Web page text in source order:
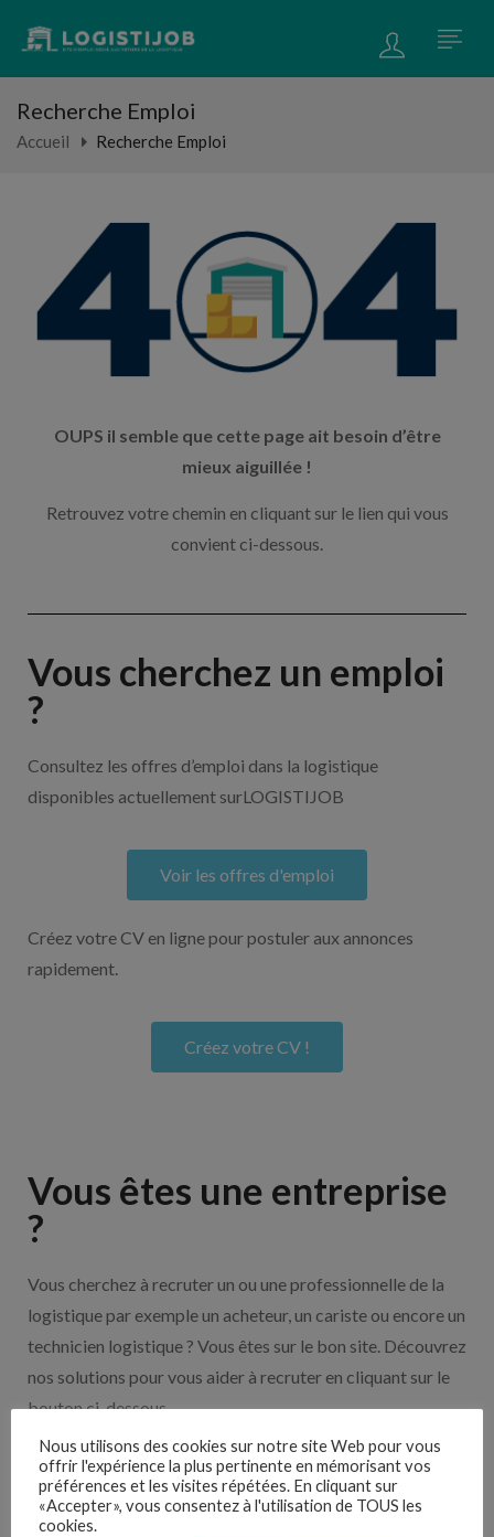
Recherche Emploi
Accueil Recherche Emploi
OUPS il semble que cette page ait besoin d’être
mieux aiguillée !
Retrouvez votre chemin en cliquant sur le lien qui vous
convient ci-dessous.
Vous cherchez un emploi
?
Consultez les offres d’emploi dans la logistique
disponibles actuellement surLOGISTIJOB
Voir les offres d'emploi
Créez votre CV en ligne pour postuler aux annonces
rapidement.
Créez votre CV !
Vous êtes une entreprise
?
Vous cherchez à recruter un ou une professionnelle de la
logistique par exemple un acheteur, un cariste ou encore un
technicien logistique ? Vous êtes sur le bon site. Découvrez
nos solutions pour vous aider à recruter en cliquant sur le
bouton ci-dessous.
Nos solutions entreprises
Nous utilisons des cookies sur notre site Web pour vous
offrir l'expérience la plus pertinente en mémorisant vos
préférences et les visites répétées. En cliquant sur
«Accepter», vous consentez à l'utilisation de TOUS les
cookies.